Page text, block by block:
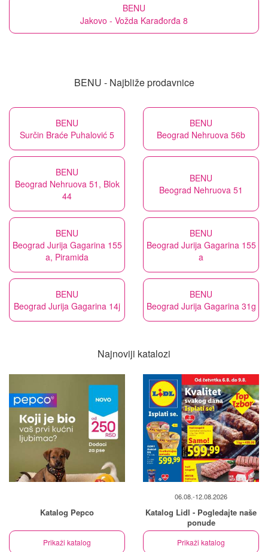
BENU
Jakovo - Vožda Karađorđa 8
BENU - Najbliže prodavnice
BENU
Surčin Braće Puhalović 5
BENU
Beograd Nehruova 56b
BENU
Beograd Nehruova 51, Blok
44
BENU
Beograd Nehruova 51
BENU
Beograd Jurija Gagarina 155
a, Piramida
BENU
Beograd Jurija Gagarina 155
a
BENU
Beograd Jurija Gagarina 14j
BENU
Beograd Jurija Gagarina 31g
Najnoviji katalozi
Katalog Pepco
Prikaži katalog
06.08.-12.08.2026
Katalog Lidl - Pogledajte naše
ponude
Prikaži katalog